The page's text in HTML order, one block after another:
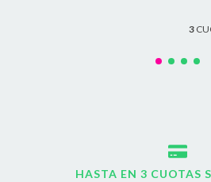
3
HASTA EN 3 CUOTAS